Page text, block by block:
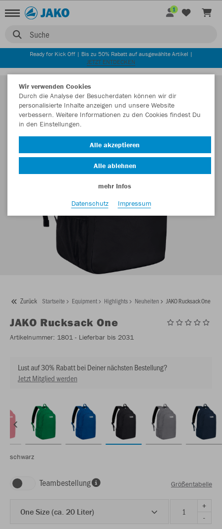
Suche
1
Ready for Kick Off | Bis zu 50% Rabatt auf ausgewählte Artikel |
JETZT ENTDECKEN
Zurück Startseite Equipment Highlights Neuheiten JAKO Rucksack One
JAKO Rucksack One
Artikelnummer: 1801 - Lieferbar bis 2031
Lust auf 30% Rabatt bei Deiner nächsten Bestellung?
Jetzt Mitglied werden
schwarz
Teambestellung Größentabelle
One Size (ca. 20 Liter)
+
-
Wir verwenden Cookies
Durch die Analyse der Besucherdaten können wir dir
personalisierte Inhalte anzeigen und unsere Website
verbessern. Weitere Informationen zu den Cookies findest Du
in den Einstellungen.
Alle akzeptieren
Alle ablehnen
mehr Infos
Datenschutz
Impressum